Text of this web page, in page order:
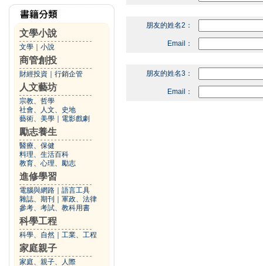
文學小說
文學 小說
商管創投
財經投資 行銷企管
人文藝坊
宗教、哲學
社會、人文、史地
藝術、美學
電影戲劇
勵志養生
醫療、保健
料理、生活百科
教育、心理、勵志
進修學習
電腦與網路
語言工具
雜誌、期刊
軍政、法律
參考、考試、教科用書
科學工程
科學、自然 工業、工程
家庭親子
家庭、親子、人際
朋友的姓名2：
Email：
朋友的姓名3：
Email：